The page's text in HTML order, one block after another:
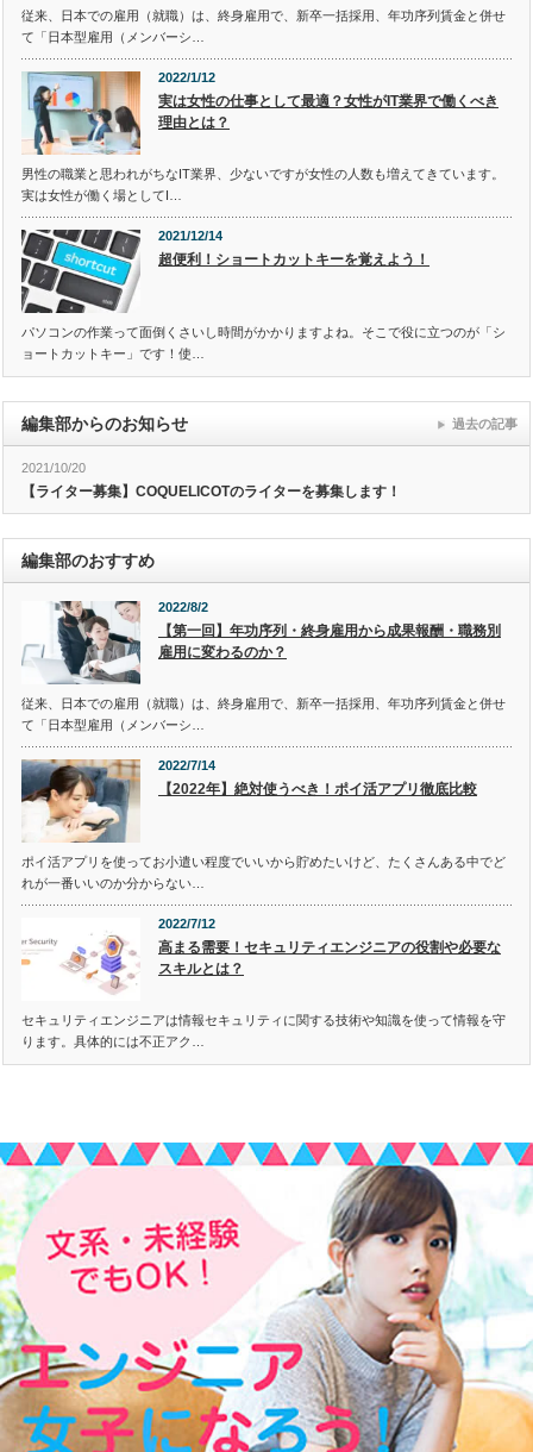
従来、日本での雇用（就職）は、終身雇用で、新卒一括採用、年功序列賃金と併せ
て「日本型雇用（メンバーシ…
2022/1/12
実は女性の仕事として最適？女性がIT業界で働くべき
理由とは？
男性の職業と思われがちなIT業界、少ないですが女性の人数も増えてきています。
実は女性が働く場としてI…
2021/12/14
超便利！ショートカットキーを覚えよう！
パソコンの作業って面倒くさいし時間がかかりますよね。そこで役に立つのが「シ
ョートカットキー」です！使…
編集部からのお知らせ
2021/10/20
【ライター募集】COQUELICOTのライターを募集します！
過去の記事
編集部のおすすめ
2022/8/2
【第一回】年功序列・終身雇用から成果報酬・職務別
雇用に変わるのか？
従来、日本での雇用（就職）は、終身雇用で、新卒一括採用、年功序列賃金と併せ
て「日本型雇用（メンバーシ…
2022/7/14
【2022年】絶対使うべき！ポイ活アプリ徹底比較
ポイ活アプリを使ってお小遣い程度でいいから貯めたいけど、たくさんある中でど
れが一番いいのか分からない…
2022/7/12
高まる需要！セキュリティエンジニアの役割や必要な
スキルとは？
セキュリティエンジニアは情報セキュリティに関する技術や知識を使って情報を守
ります。具体的には不正アク…